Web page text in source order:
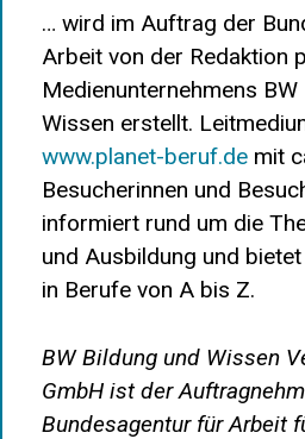
… wird im Auftrag der
Arbeit von der Redaktion
Medienunternehmens BW
Wissen erstellt.
www.planet-beruf.de mit
Besucherinnen und
informiert rund um die
und Ausbildung und
in Berufe von A bis Z.
BW Bildung und Wissen
GmbH ist der
Bundesagentur für Arbeit